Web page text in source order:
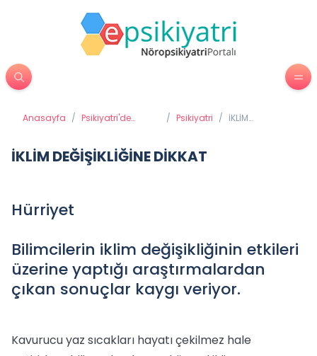
Anasayfa / Psikiyatri'de
/ Psikiyatri / İKLİM
İKLİM DEĞİŞİKLİĞİNE DİKKAT
Hürriyet
Bilimcilerin iklim değişikliğinin etkileri
üzerine yaptığı araştırmalardan
çıkan sonuçlar kaygı veriyor.
Kavurucu yaz sıcakları hayatı çekilmez hale